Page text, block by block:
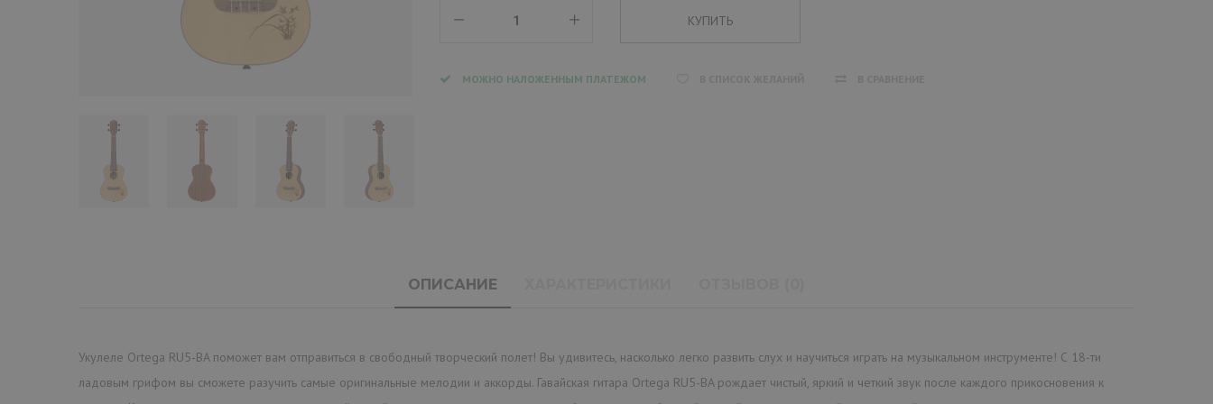
МОЖНО НАЛОЖЕННЫМ ПЛАТЕЖОМ
ОПИСАНИЕ
Укулеле Ortega RU5-BA поможет вам отправиться в свободный творческий полет! Вы удивитесь, насколько легко развить слух и научиться играть на музыкальном инструменте! С 18-ти
ладовым грифом вы сможете разучить самые оригинальные мелодии и аккорды. Гавайская гитара Ortega RU5-BA рождает чистый, яркий и четкий звук после каждого прикосновения к